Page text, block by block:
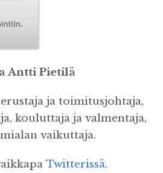
Antti Pietilä
ja toimitusjohtaja,
kouluttaja ja valmentaja,
vaikuttaja.
Twitterissä.